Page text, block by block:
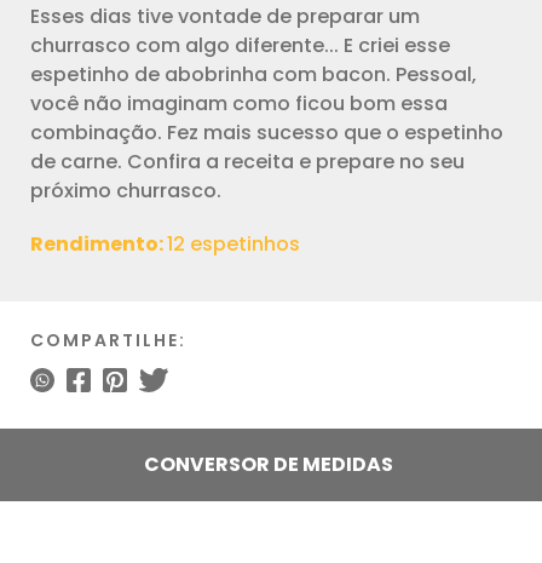
Esses dias tive vontade de preparar um
churrasco com algo diferente... E criei esse
espetinho de abobrinha com bacon. Pessoal,
você não imaginam como ficou bom essa
combinação. Fez mais sucesso que o espetinho
de carne. Confira a receita e prepare no seu
próximo churrasco.
Rendimento:12 espetinhos
COMPARTILHE:
CONVERSOR DE MEDIDAS